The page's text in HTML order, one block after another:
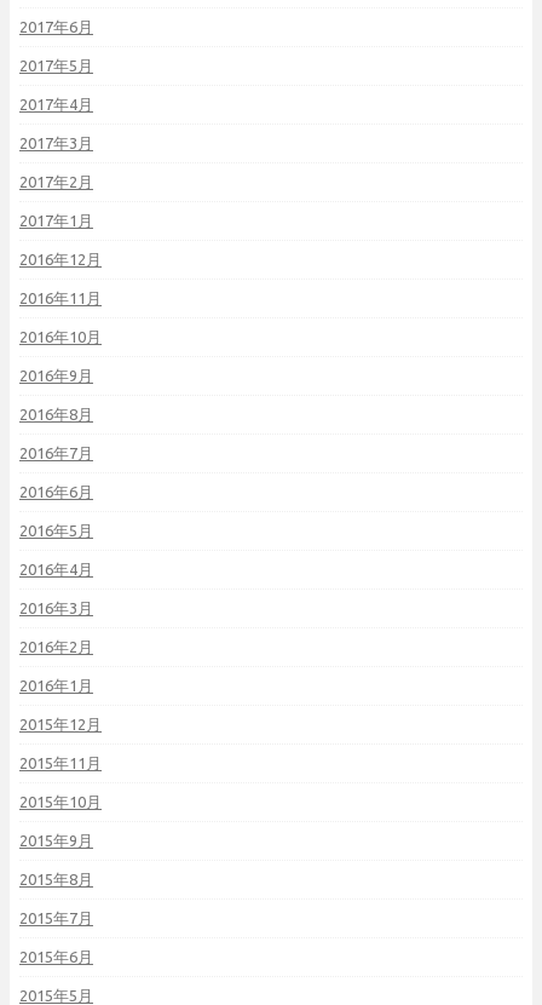
2017年6月
2017年5月
2017年4月
2017年3月
2017年2月
2017年1月
2016年12月
2016年11月
2016年10月
2016年9月
2016年8月
2016年7月
2016年6月
2016年5月
2016年4月
2016年3月
2016年2月
2016年1月
2015年12月
2015年11月
2015年10月
2015年9月
2015年8月
2015年7月
2015年6月
2015年5月